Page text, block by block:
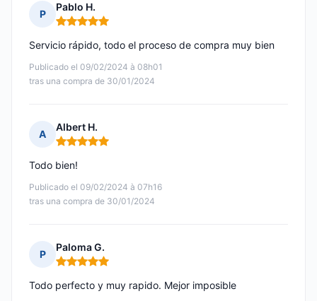
P
Pablo H.
Nota: 5 de 5
Publicado el 09/02/2024 à 08h01
tras una compra de 30/01/2024
Servicio rápido, todo el proceso de compra muy bien
A
Albert H.
Nota: 5 de 5
Publicado el 09/02/2024 à 07h16
tras una compra de 30/01/2024
Todo bien!
P
Paloma G.
Nota: 5 de 5
Todo perfecto y muy rapido. Mejor imposible